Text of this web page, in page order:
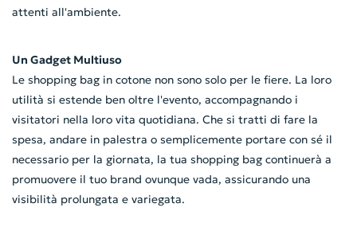
attenti all'ambiente.
Un Gadget Multiuso
Le shopping bag in cotone non sono solo per le fiere. La loro
utilità si estende ben oltre l'evento, accompagnando i
visitatori nella loro vita quotidiana. Che si tratti di fare la
spesa, andare in palestra o semplicemente portare con sé il
necessario per la giornata, la tua shopping bag continuerà a
promuovere il tuo brand ovunque vada, assicurando una
visibilità prolungata e variegata.